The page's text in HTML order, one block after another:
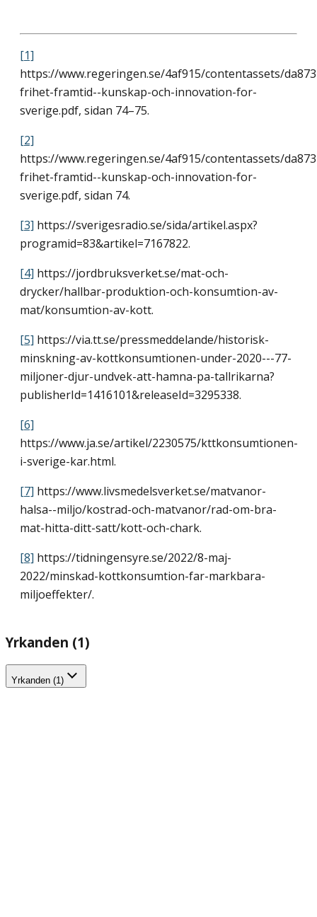
[1]
https://www.regeringen.se/4af915/contentassets/
frihet-framtid--kunskap-och-innovation-for-
sverige.pdf, sidan 74–75.
[2]
https://www.regeringen.se/4af915/contentassets/
frihet-framtid--kunskap-och-innovation-for-
sverige.pdf, sidan 74.
[3] https://sverigesradio.se/sida/artikel.aspx?
programid=83&artikel=7167822.
[4] https://jordbruksverket.se/mat-och-
drycker/hallbar-produktion-och-konsumtion-av-
mat/konsumtion-av-kott.
[5] https://via.tt.se/pressmeddelande/historisk-
minskning-av-kottkonsumtionen-under-2020---77-
miljoner-djur-undvek-att-hamna-pa-tallrikarna?
publisherId=1416101&releaseId=3295338.
[6]
https://www.ja.se/artikel/2230575/kttkonsumtionen-
i-sverige-kar.html.
[7] https://www.livsmedelsverket.se/matvanor-
halsa--miljo/kostrad-och-matvanor/rad-om-bra-
mat-hitta-ditt-satt/kott-och-chark.
[8] https://tidningensyre.se/2022/8-maj-
2022/minskad-kottkonsumtion-far-markbara-
miljoeffekter/.
Yrkanden (1)
Yrkanden (1)